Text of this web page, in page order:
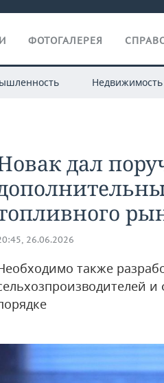
ФОТОГАЛЕРЕЯ
Недвижимость
дал
26.06.2026
также